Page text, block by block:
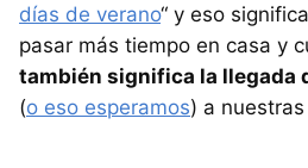
días de verano“ y eso
pasar más tiempo en casa y
también significa la llegada
(o eso esperamos) a